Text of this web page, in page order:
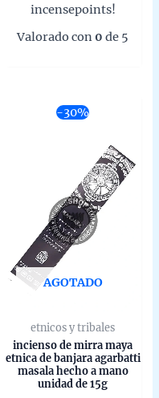
incensepoints!
Valorado con0 de 5
-30%
AGOTADO
etnicos y tribales
incienso de mirra maya
etnica de banjara agarbatti
masala hecho a mano
unidad de 15g